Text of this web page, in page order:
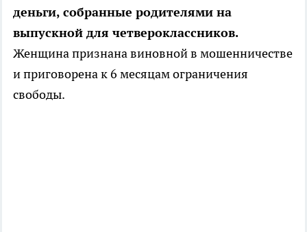
деньги, собранные родителями на
выпускной для четвероклассников.
Женщина признана виновной в мошенничестве
и приговорена к 6 месяцам ограничения
свободы.